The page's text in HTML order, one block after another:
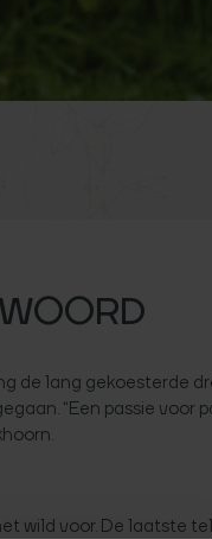
de lang gekoesterde
“Een passie voor
wild voor. De laatste